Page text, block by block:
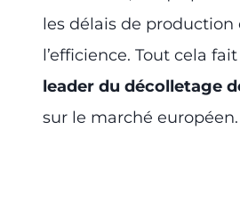
les délais de production
l’efficience. Tout cela
leader du décolletage
sur le marché européen.